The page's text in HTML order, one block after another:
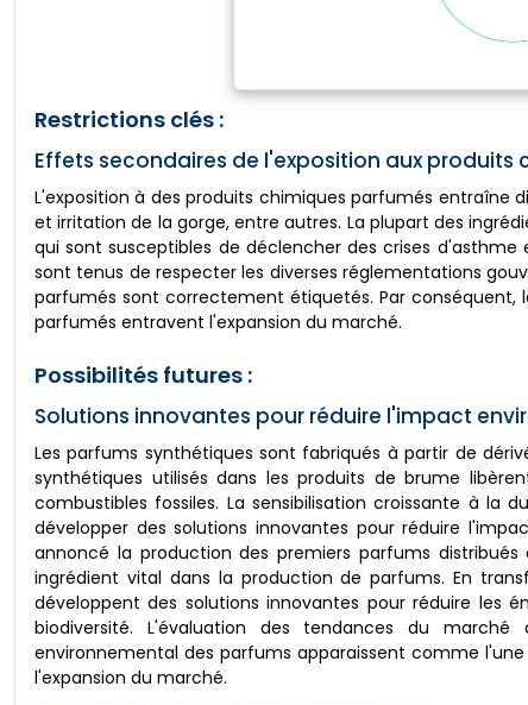
Restrictions clés :
Effets secondaires de l'exposition aux produits
L'exposition à des produits chimiques parfumés entraîne
et irritation de la gorge, entre autres. La plupart des
qui sont susceptibles de déclencher des crises
sont tenus de respecter les diverses réglementations
parfumés sont correctement étiquetés. Par conséquent,
parfumés entravent l'expansion du marché.
Possibilités futures :
Solutions innovantes pour réduire l'impact
Les parfums synthétiques sont fabriqués à partir de
synthétiques utilisés dans les produits de brume
combustibles fossiles. La sensibilisation croissante à la
développer des solutions innovantes pour réduire
annoncé la production des premiers parfums
ingrédient vital dans la production de parfums. En
développent des solutions innovantes pour réduire les
biodiversité. L'évaluation des tendances du
environnemental des parfums apparaissent comme
l'expansion du marché.